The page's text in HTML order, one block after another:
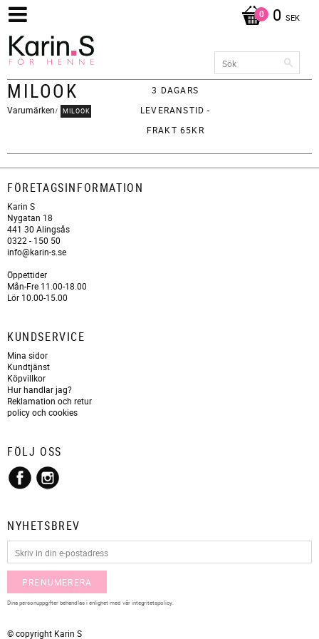
0 SEK
3 DAGARS
LEVERANSTID -
FRAKT 65KR
MILOOK
Varumärken MILOOK
FÖRETAGSINFORMATION
Karin S
Nygatan 18
441 30 Alingsås
0322 - 150 50
info@karin-s.se
Öppettider
Mån-Fre 11.00-18.00
Lör 10.00-15.00
KUNDSERVICE
Mina sidor
Kundtjänst
Köpvillkor
Hur handlar jag?
Reklamation och retur
policy och cookies
FÖLJ OSS
NYHETSBREV
PRENUMERERA
Dina personuppgifter behandlas i enlighet med vårintegritetspolicy
© copyright Karin S